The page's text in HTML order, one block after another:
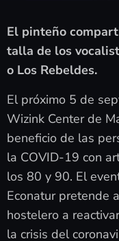
El pinteño
talla de los
o Los Rebeldes.
El próximo 5 de
Wizink Center de
beneficio de las
la COVID-19 con
los 80 y 90. El
Econatur pretende
hostelero a
la crisis del